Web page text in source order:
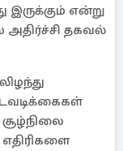
இருக்கும் என்று
தகவல்
சூழ்நிலை